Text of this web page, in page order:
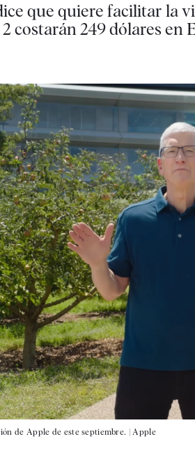
que quiere facilitar la
costarán 249 dólares en
de Apple de este septiembre. |Apple